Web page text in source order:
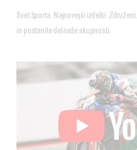
Svet športa. Najnovejši izdelki.
in postanite del naše skupnosti.